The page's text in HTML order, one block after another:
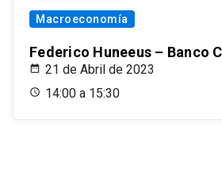
Macroeconomía
Federico Huneeus – Banco
21 de Abril de 2023
14:00 a 15:30